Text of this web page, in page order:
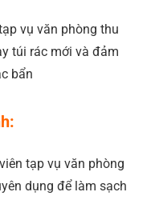
vụ văn phòng thu
túi rác mới và đảm
bẩn
tạp vụ văn phòng
dụng để làm sạch